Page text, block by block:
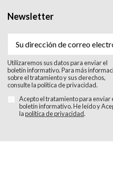
Newsletter
Utilizaremos sus datos para enviar el
boletín informativo. Para más
sobre el tratamiento y sus derechos,
consulte la política de privacidad.
Acepto el tratamiento para enviar
boletín informativo. He leído y
lapolítica de privacidad.